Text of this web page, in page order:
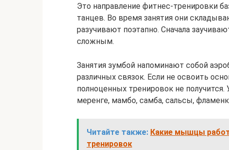
Это направление фитнес-тренировки
танцев. Во время занятия они
разучивают поэтапно. Сначала
сложным.
Занятия зумбой напоминают собой
различных связок. Если не освоить
полноценных тренировок не
меренге, мамбо, самба, сальсы,
Читайте также: Какие мышцы
тренировок